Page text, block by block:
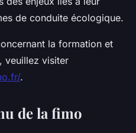
de conduite écologique.
la formation et
veuillez visiter
.
de la fimo